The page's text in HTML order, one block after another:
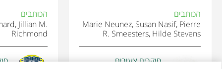
הכותבים
Marie Neunez, Susan Nasif, Pierre
R. Smeesters, Hilde Stevens
סוקרים צעירים
הכותבים
Jillian M.
Richmond